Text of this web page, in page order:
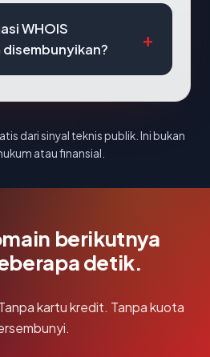
WHOIS
dari sinyal teknis publik. Ini bukan
atau finansial.
berikutnya
detik.
kartu kredit. Tanpa kuota